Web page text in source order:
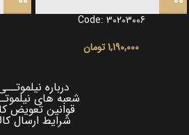
Code: 30203006
1,190,000تومان
درباره
شعبه های
قوانین تعویض
شرایط ارسال